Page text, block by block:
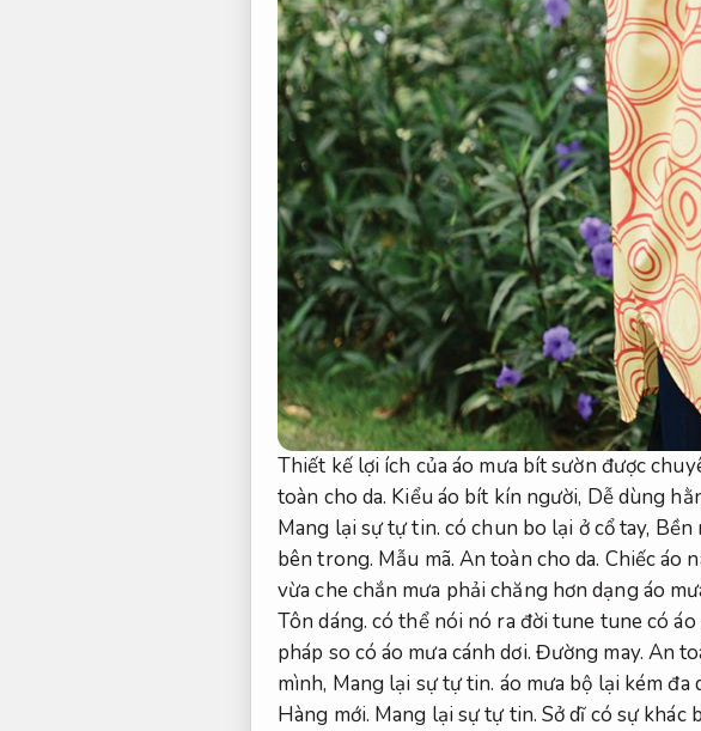
Thiết kế lợi ích của áo mưa bít sườn được
toàn cho da. Kiểu áo bít kín người, Dễ dùng
Mang lại sự tự tin. có chun bo lại ở cổ tay, Bền
bên trong. Mẫu mã. An toàn cho da. Chiếc áo
vừa che chắn mưa phải chăng hơn dạng áo
Tôn dáng. có thể nói nó ra đời tune tune có
pháp so có áo mưa cánh dơi. Đường may. An
mình, Mang lại sự tự tin. áo mưa bộ lại kém đa
Hàng mới. Mang lại sự tự tin. Sở dĩ có sự khác